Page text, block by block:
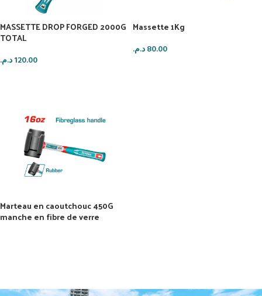
MASSETTE DROP FORGED 2000G
TOTAL
120.00د.م.
Massette 1Kg
80.00د.م.
Marteau en caoutchouc 450G
manche en fibre de verre